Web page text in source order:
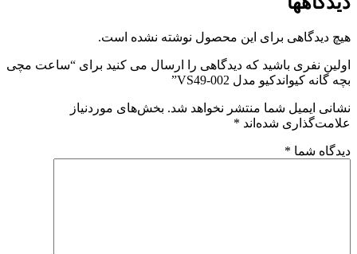
هیچ دیدگاهی برای این محصول نوشته نشده است.
اولین نفری باشید که دیدگاهی را ارسال می کنید برای “ساعت مچی
بچه گانه کیواندکیو مدل VS49-002”
نشانی ایمیل شما منتشر نخواهد شد. بخش‌های موردنیاز
علامت‌گذاری شده‌اند *
دیدگاه شما *